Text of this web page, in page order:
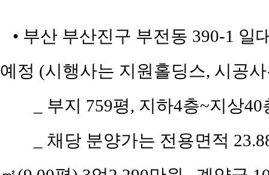
• 부산 부산진구 부전동 390-1 일
예정 (시행사는 지원홀딩스, 시공
_ 부지 759평, 지하4층~지상
_ 채당 분양가는 전용면적